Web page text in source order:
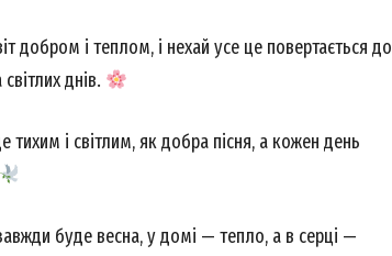
добром і теплом, і нехай усе це повертається до
днів.
тихим і світлим, як добра пісня, а кожен день
буде весна, у домі — тепло, а в серці —